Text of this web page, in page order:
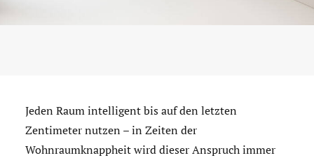
Jeden Raum intelligent bis auf den letzten
Zentimeter nutzen – in Zeiten der
Wohnraumknappheit wird dieser Anspruch immer